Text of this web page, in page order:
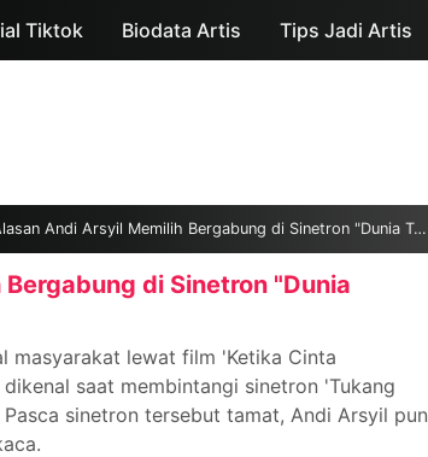
Skip to main content
Tiktok Biodata Artis Tips Jadi Artis
Andi Arsyil Memilih Bergabung di Sinetron "Dunia Terbalik" RCTI
di Sinetron "Dunia
masyarakat lewat film 'Ketika Cinta
saat membintangi sinetron 'Tukang
sinetron tersebut tamat, Andi Arsyil pun